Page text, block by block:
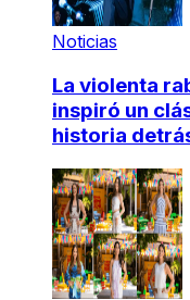
Noticias
La violenta
inspiró un
historia